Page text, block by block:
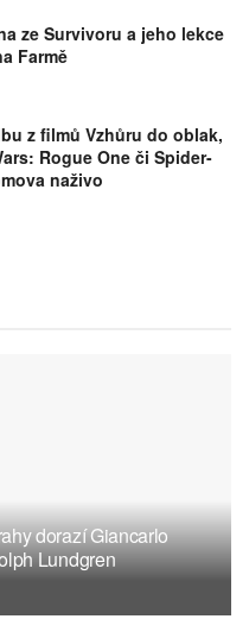
ze Survivoru a jeho lekce
Farmě
z filmů Vzhůru do oblak,
Rogue One či Spider-
naživo
dorazí Giancarlo
Lundgren